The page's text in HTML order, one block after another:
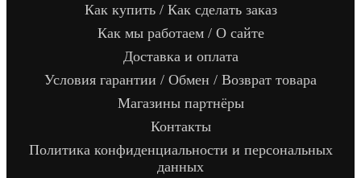
Как купить / Как сделать заказ
Как мы работаем / О сайте
Доставка и оплата
Условия гарантии / Обмен / Возврат товара
Магазины партнёры
Контакты
Политика конфиденциальности и персональных
данных